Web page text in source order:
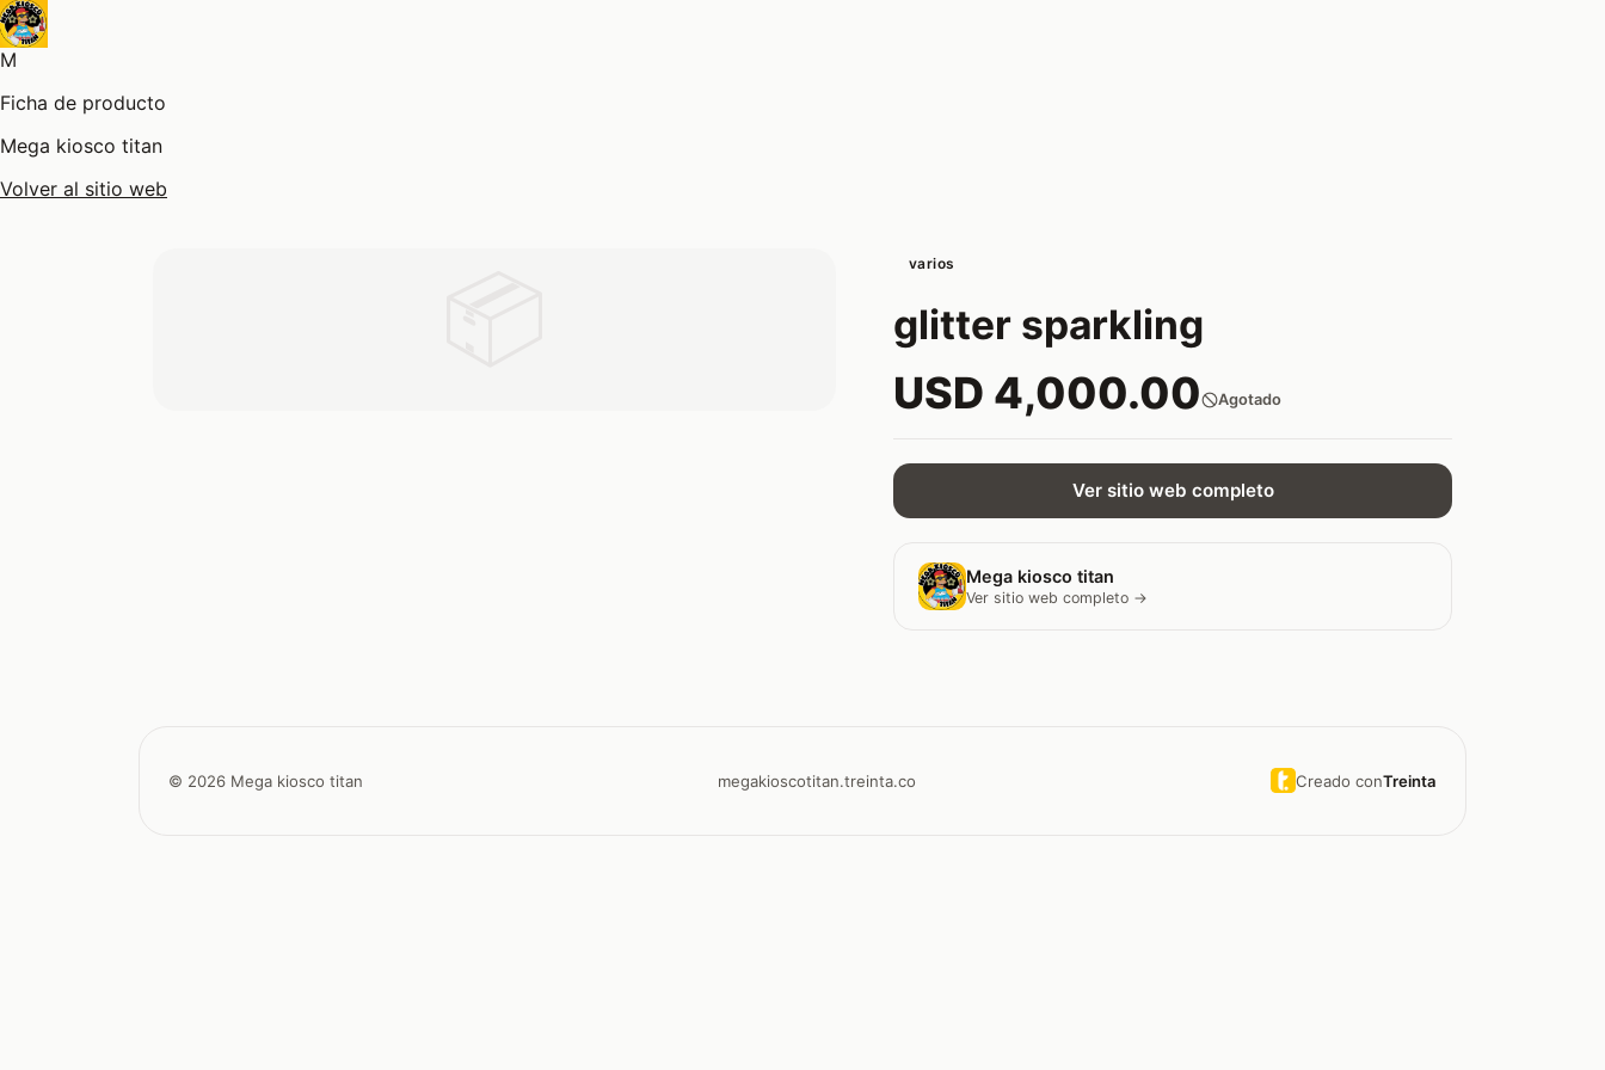
M
Ficha de producto
Mega kiosco titan
Volver al sitio web
varios
glitter sparkling
USD 4,000.00 Agotado
Ver sitio web completo
Mega kiosco titan
Ver sitio web completo →
© 2026 Mega kiosco titan megakioscotitan.treinta.co Creado conTreinta